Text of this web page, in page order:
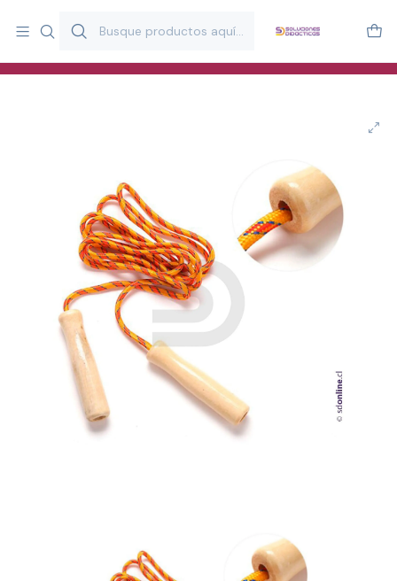
y estimulación infantil en Chile.
Especialistas en recursos educativos para aulas, terapeutas y